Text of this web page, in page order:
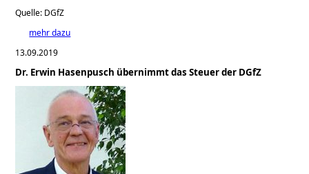
Quelle: DGfZ
mehr dazu
13.09.2019
Dr. Erwin Hasenpusch übernimmt das Steuer der DGfZ